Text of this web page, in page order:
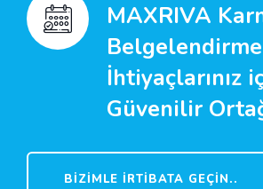
MAXRIVA
Belgelendirme
İhtiyaçlarınız
Güvenilir
BIZIMLE İRTIBATA GEÇIN..